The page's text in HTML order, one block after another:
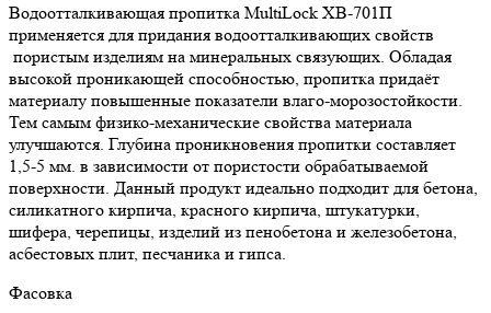
Водоотталкивающая пропитка MultiLock ХВ-701П
применяется для придания водоотталкивающих свойств
пористым изделиям на минеральных связующих. Обладая
высокой проникающей способностью, пропитка придаёт
материалу повышенные показатели влаго-морозостойкости.
Тем самым физико-механические свойства материала
улучшаются. Глубина проникновения пропитки составляет
1,5-5 мм. в зависимости от пористости обрабатываемой
поверхности. Данный продукт идеально подходит для бетона,
силикатного кирпича, красного кирпича, штукатурки,
шифера, черепицы, изделий из пенобетона и железобетона,
асбестовых плит, песчаника и гипса.
Фасовка